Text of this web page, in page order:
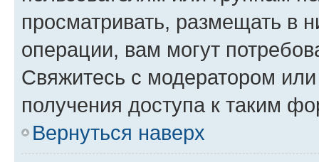
просматривать, размещать в
операции, вам могут
Свяжитесь с модератором
получения доступа к таким
Вернуться наверх